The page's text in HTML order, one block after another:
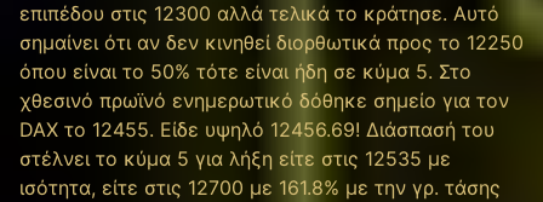
επιπέδου στις 12300 αλλά τελικά το κράτησε. Αυτό
σημαίνει ότι αν δεν κινηθεί διορθωτικά προς το 12250
όπου είναι το 50% τότε είναι ήδη σε κύμα 5. Στο
χθεσινό πρωϊνό ενημερωτικό δόθηκε σημείο για τον
DAX το 12455. Είδε υψηλό 12456.69! Διάσπασή του
στέλνει το κύμα 5 για λήξη είτε στις 12535 με
ισότητα, είτε στις 12700 με 161.8% με την γρ. τάσης